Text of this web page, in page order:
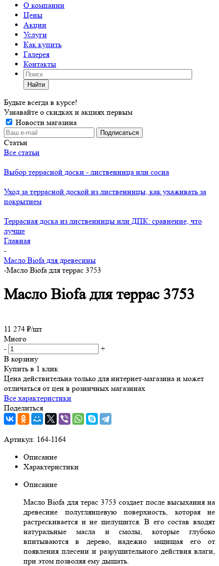
О компании
Цены
Акции
Услуги
Как купить
Галерея
Контакты
Найти
Будьте всегда в курсе!
Узнавайте о скидках и акциях первым
Новости магазина
Статьи
Все статьи
Выбор террасной доски - лиственница или сосна
Уход за террасной доской из лиственницы, как ухаживать за
покрытием
Террасная доска из лиственницы или ДПК: сравнение, что
лучше
Главная
-
Масло Biofa для древесины
-Масло Biofa для террас 3753
Масло Biofa для террас 3753
11 274 ₽/шт
Много
-
+
В корзину
Купить в 1 клик
Цена действительна только для интернет-магазина и может
отличаться от цен в розничных магазинах
Все характеристики
Поделиться
Артикул: 164-1164
Описание
Характеристики
Описание
Масло Biofa для терас 3753 создает после высыхания на
древесине полуглянцевую поверхность, которая не
растрескивается и не шелушится. В его состав входят
натуральные масла и смолы, которые глубоко
впитываются в дерево, надежно защищая его от
появления плесени и разрушительного действия влаги,
при этом позволяя ему дышать.